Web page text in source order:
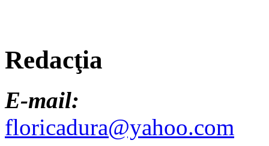
Redacţia
E-mail:
floricadura@yahoo.com